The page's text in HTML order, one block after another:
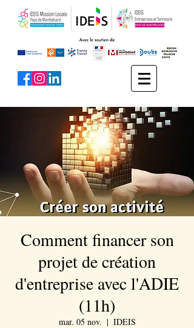
Comment financer son
projet de création
d'entreprise avec l'ADIE
(11h)
mar. 05 nov.
  |
IDEIS